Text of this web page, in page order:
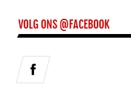
VOLG ONS @FACEBOOK